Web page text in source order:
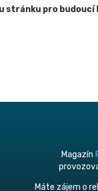
stránku pro budoucí
Magazín
Máte zájem o